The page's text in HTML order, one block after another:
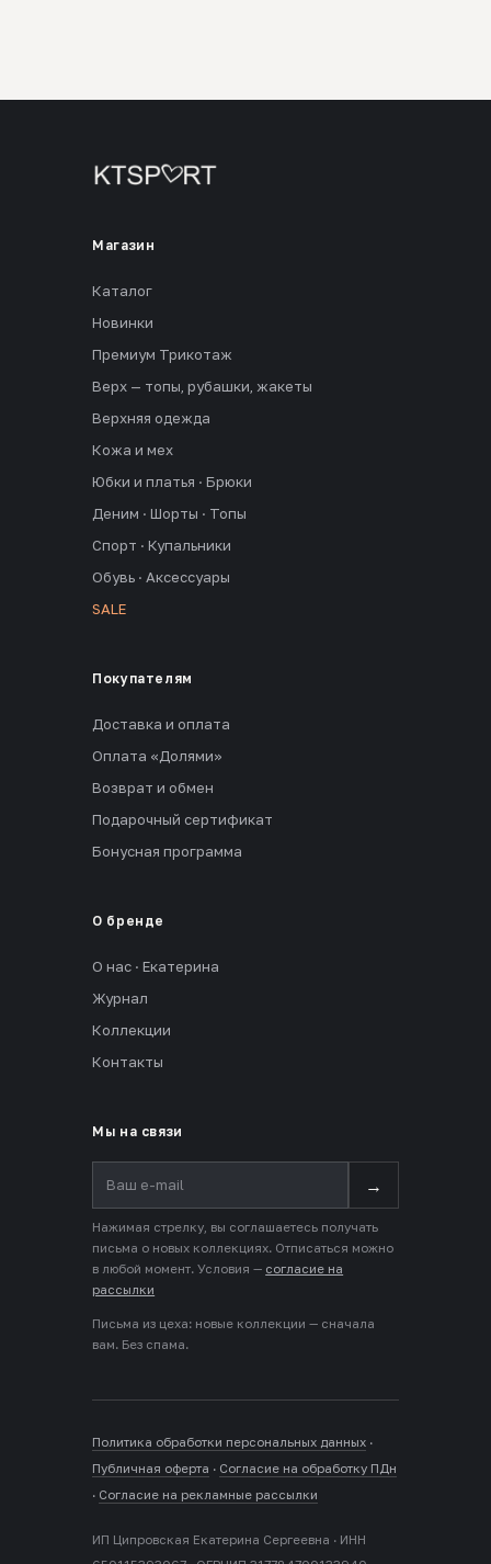
Магазин
Каталог
Новинки
Премиум Трикотаж
Верх — топы, рубашки, жакеты
Верхняя одежда
Кожа и мех
Юбки и платья · Брюки
Деним · Шорты · Топы
Спорт · Купальники
Обувь · Аксессуары
SALE
Покупателям
Доставка и оплата
Оплата «Долями»
Возврат и обмен
Подарочный сертификат
Бонусная программа
О бренде
О нас · Екатерина
Журнал
Коллекции
Контакты
Мы на связи
→
Нажимая стрелку, вы соглашаетесь получать
письма о новых коллекциях. Отписаться можно
в любой момент. Условия — согласие на
рассылки
Письма из цеха: новые коллекции — сначала
вам. Без спама.
Политика обработки персональных данных ·
Публичная оферта · Согласие на обработку ПДн
· Согласие на рекламные рассылки
ИП Ципровская Екатерина Сергеевна · ИНН